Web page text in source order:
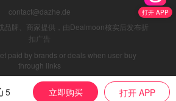
打开 APP
5 立即购买 打开 APP
contact@dazhe.de
品牌、商家提供，由Dealmoon核实后发布折
扣广告
paid by brands or deals when user buy
through links